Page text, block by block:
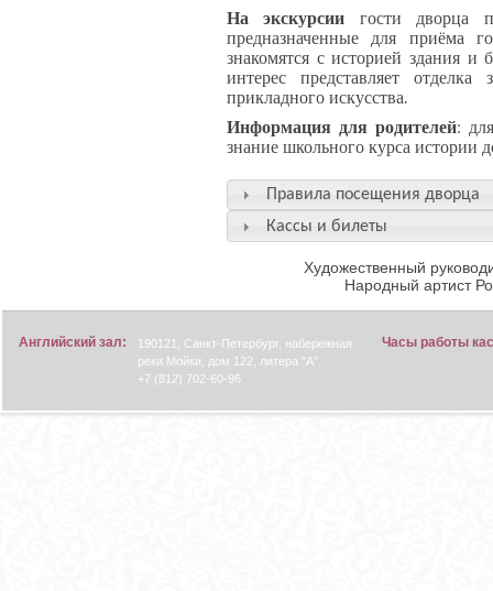
На экскурсии гости дворца
предназначенные для приёма
знакомятся с историей здания и
интерес представляет
прикладного искусства.
Информация для родителей:
знание школьного курса истории
Правила посещения дворца
Кассы и билеты
Художественный
Народный артист
Английский зал:
190121, Санкт-Петербург, набережная
реки Мойки, дом 122, литера "А".
+7 (812) 702-60-96
Часы работы